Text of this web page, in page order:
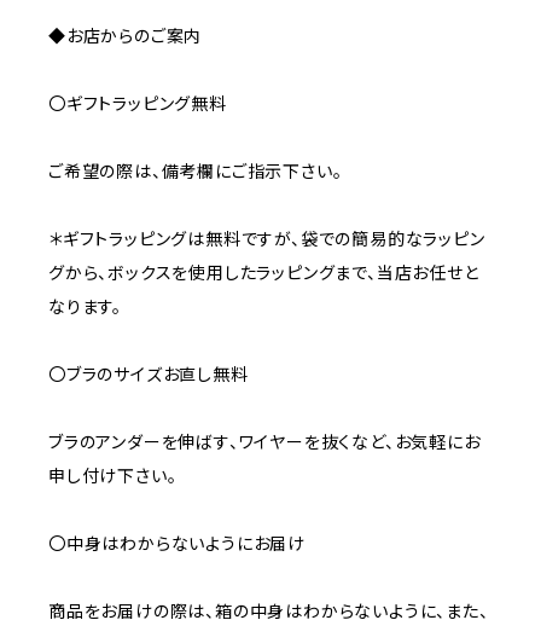
◆お店からのご案内
〇ギフトラッピング無料
ご希望の際は、備考欄にご指示下さい。
＊ギフトラッピングは無料ですが、袋での簡易的なラッピン
グから、ボックスを使用したラッピングまで、当店お任せと
なります。
〇ブラのサイズお直し無料
ブラのアンダーを伸ばす、ワイヤーを抜くなど、お気軽にお
申し付け下さい。
〇中身はわからないようにお届け
商品をお届けの際は、箱の中身はわからないように、また、